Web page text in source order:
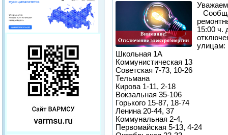
15:00 ч.
улицам:
Школьная 1А
Коммунистическая 13
Советская 7-73, 10-26
Тельмана
Кирова 1-11, 2-18
Вокзальная 35-106
Горького 15-87, 18-74
Ленина 20-44, 37
Коммунальная 2-4,
Первомайская 5-13, 4-24